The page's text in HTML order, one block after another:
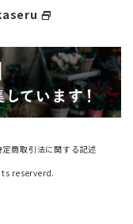
select_window
定商取引法に関する記述
reserverd.